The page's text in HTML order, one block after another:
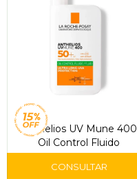
Anthelios UV Mune 400
Oil Control Fluido